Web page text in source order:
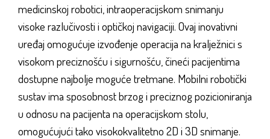
medicinskoj robotici, intraoperacijskom snimanju
visoke razlučivosti i optičkoj navigaciji. Ovaj inovativni
uređaj omogućuje izvođenje operacija na kralježnici s
visokom preciznošću i sigurnošću, čineći pacijentima
dostupne najbolje moguće tretmane. Mobilni robotički
sustav ima sposobnost brzog i preciznog pozicioniranja
u odnosu na pacijenta na operacijskom stolu,
omogućujući tako visokokvalitetno 2D i 3D snimanje.